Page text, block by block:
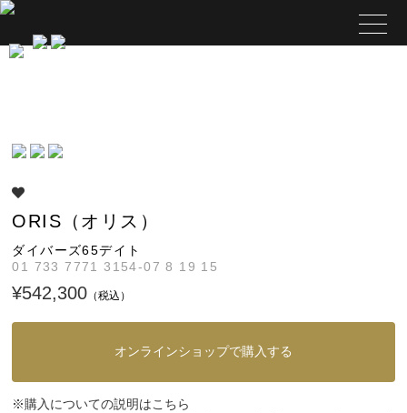
ORIS（オリス）
ダイバーズ65デイト
01 733 7771 3154-07 8 19 15
¥542,300 （税込）
オンラインショップで購入する
※購入についての説明はこちら